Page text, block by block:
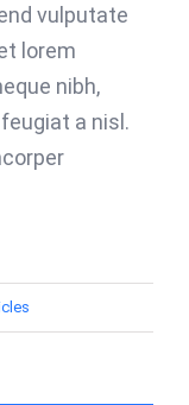
vulputate
lorem
nibh,
a nisl.